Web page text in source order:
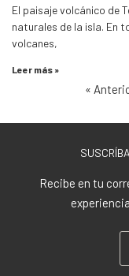
El paisaje volcánico de
naturales de la isla. En
volcanes,
Leer más »
«
Recibe en tu